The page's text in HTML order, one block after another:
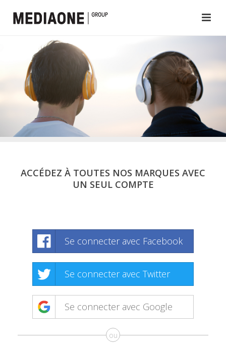
ACCÉDEZ À TOUTES NOS MARQUES AVEC
UN SEUL COMPTE
Se connecter avec Facebook
Se connecter avec Twitter
Se connecter avec Google
ou